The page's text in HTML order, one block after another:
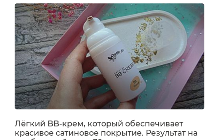
это три)Возможно, я вернусь к вопросу об
использовании плотного тонального покрытия
чуть позже. Все-таки верю, что существует тот
самый идеальный...
Лёгкий BB-крем, который обеспечивает
красивое сатиновое покрытие. Результат на